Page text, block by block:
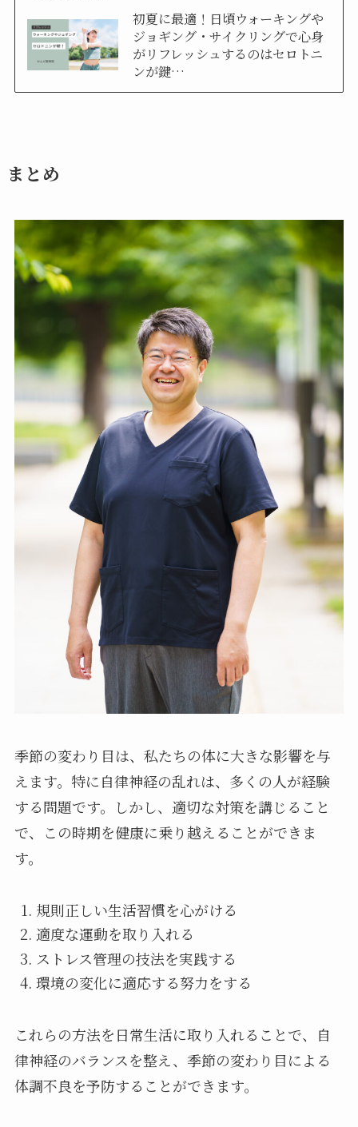
初夏に最適！日頃ウォーキングや
ジョギング・サイクリングで心身
がリフレッシュするのはセロトニ
ンが鍵…
まとめ
季節の変わり目は、私たちの体に大きな影響を与
えます。特に自律神経の乱れは、多くの人が経験
する問題です。しかし、適切な対策を講じること
で、この時期を健康に乗り越えることができま
す。
規則正しい生活習慣を心がける
適度な運動を取り入れる
ストレス管理の技法を実践する
環境の変化に適応する努力をする
これらの方法を日常生活に取り入れることで、自
律神経のバランスを整え、季節の変わり目による
体調不良を予防することができます。